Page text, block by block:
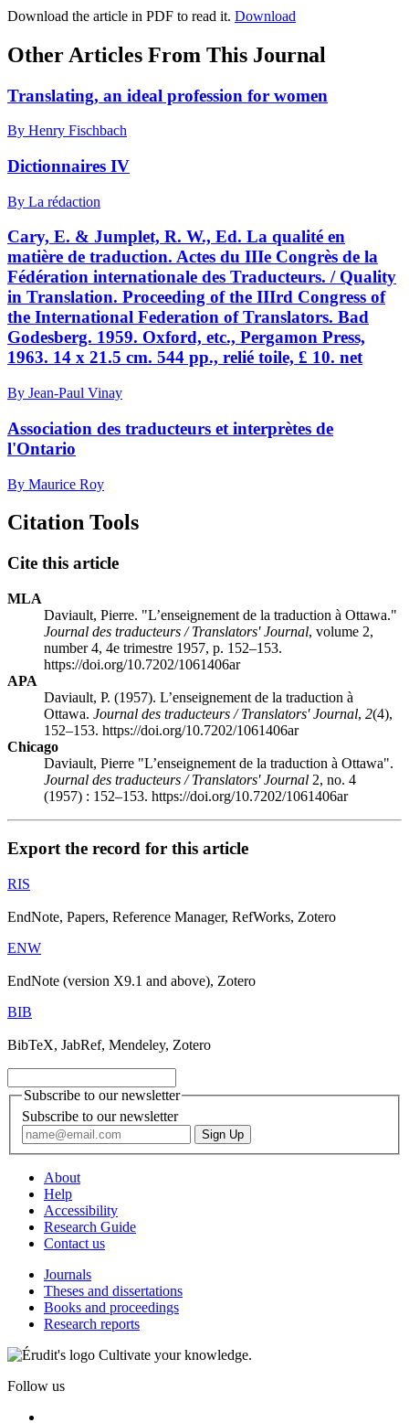
Download the article in PDF to read it. Download
Other Articles From This Journal
Translating, an ideal profession for women
By Henry Fischbach
Dictionnaires IV
By La rédaction
Cary, E. & Jumplet, R. W., Ed. La qualité en
matière de traduction. Actes du IIIe Congrès de la
Fédération internationale des Traducteurs. / Quality
in Translation. Proceeding of the IIIrd Congress of
the International Federation of Translators. Bad
Godesberg. 1959. Oxford, etc., Pergamon Press,
1963. 14 x 21.5 cm. 544 pp., relié toile, £ 10. net
By Jean-Paul Vinay
Association des traducteurs et interprètes de
l'Ontario
By Maurice Roy
Citation Tools
Cite this article
MLA
Daviault, Pierre. "L’enseignement de la traduction à Ottawa."
Journal des traducteurs / Translators' Journal, volume 2,
number 4, 4e trimestre 1957, p. 152–153.
https://doi.org/10.7202/1061406ar
APA
Daviault, P. (1957). L’enseignement de la traduction à
Ottawa. Journal des traducteurs / Translators' Journal, 2(4),
152–153. https://doi.org/10.7202/1061406ar
Chicago
Daviault, Pierre "L’enseignement de la traduction à Ottawa".
Journal des traducteurs / Translators' Journal 2, no. 4
(1957) : 152–153. https://doi.org/10.7202/1061406ar
Export the record for this article
RIS
EndNote, Papers, Reference Manager, RefWorks, Zotero
ENW
EndNote (version X9.1 and above), Zotero
BIB
BibTeX, JabRef, Mendeley, Zotero
Subscribe to our newsletter
Subscribe to our newsletter
About
Help
Accessibility
Research Guide
Contact us
Journals
Theses and dissertations
Books and proceedings
Research reports
Cultivate your knowledge.
Follow us